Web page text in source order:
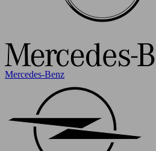
Mercedes-Benz